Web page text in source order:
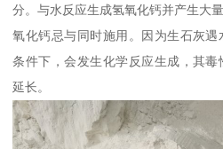
分。与水反应生成氢氧化钙并产生大
氧化钙忌与同时施用。因为生石灰
条件下，会发生化学反应生成，其
延长。